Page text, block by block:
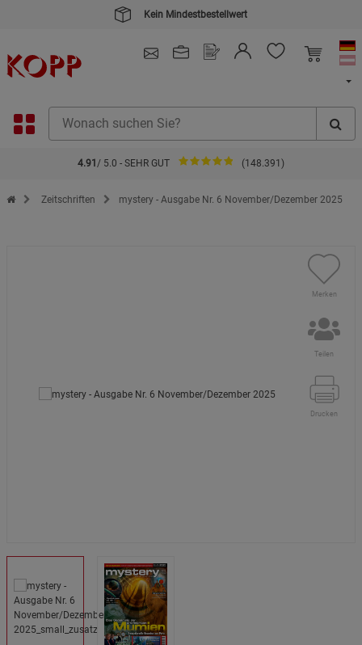
Kein Mindestbestellwert
4.91 / 5.0 - SEHR GUT (148.391)
Zur Startseite des Kopp Verlag Online-Shop
Zeitschriften mystery - Ausgabe Nr. 6 November/Dezember 2025
Merken
Teilen
Drucken